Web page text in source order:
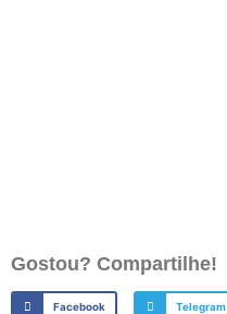
Gostou? Compartilhe!
Facebook Telegram